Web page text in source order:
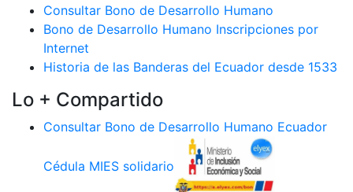
Consultar Bono de Desarrollo Humano
Bono de Desarrollo Humano Inscripciones por
Internet
Historia de las Banderas del Ecuador desde 1533
Lo + Compartido
Consultar Bono de Desarrollo Humano Ecuador
Cédula MIES solidario